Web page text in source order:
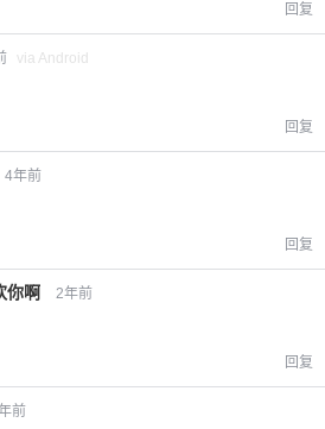
回复
via Android
回复
4年前
回复
你啊 2年前
回复
前